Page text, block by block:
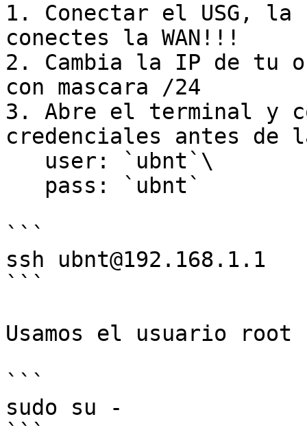
1. Conectar el USG, la
conectes la WAN!!!
2. Cambia la IP de tu
con mascara /24
3. Abre el terminal y
credenciales antes de
```
ssh ubnt@192.168.1.1
```
Usamos el usuario root
```
sudo su -
```